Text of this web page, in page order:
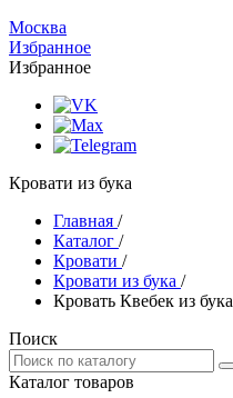
Москва
Избранное
Избранное
Кровати из бука
Главная /
Каталог /
Кровати /
Кровати из бука /
Кровать Квебек из бука
Поиск
Каталог товаров